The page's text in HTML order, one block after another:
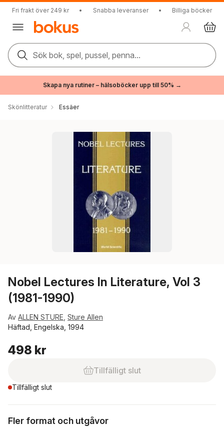
Fri frakt över 249 kr • Snabba leveranser • Billiga böcker
Sök bok, spel, pussel, penna...
Skapa nya rutiner – hälsoböcker upp till 50% →
Skönlitteratur Essäer
Nobel Lectures In Literature, Vol 3
(1981-1990)
Av ALLEN STURE Sture Allen
Häftad, Engelska, 1994
498 kr
Tillfälligt slut
Tillfälligt slut
Fler format och utgåvor